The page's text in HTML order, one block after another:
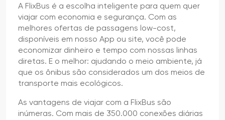
A FlixBus é a escolha inteligente para quem quer
viajar com economia e segurança. Com as
melhores ofertas de passagens low-cost,
disponíveis em nosso App ou site, você pode
economizar dinheiro e tempo com nossas linhas
diretas. E o melhor: ajudando o meio ambiente, já
que os ônibus são considerados um dos meios de
transporte mais ecológicos.
As vantagens de viajar com a FlixBus são
inúmeras. Com mais de 350.000 conexões diárias